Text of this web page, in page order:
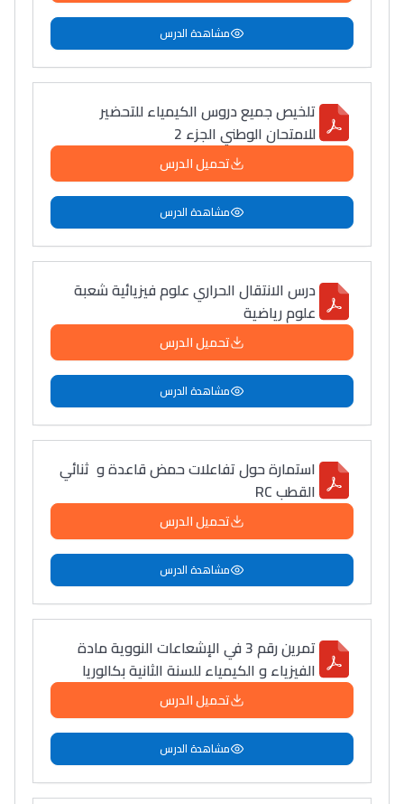
مشاهدة الدرس
تلخيص جميع دروس الكيمياء للتحضير
للامتحان الوطني الجزء 2
تحميل الدرس
مشاهدة الدرس
درس الانتقال الحراري علوم فيزيائية شعبة
علوم رياضية
تحميل الدرس
مشاهدة الدرس
استمارة حول تفاعلات حمض قاعدة و ثنائي
القطب RC
تحميل الدرس
مشاهدة الدرس
تمرين رقم 3 في الإشعاعات النووية مادة
الفيزياء و الكيمياء للسنة الثانية بكالوريا
تحميل الدرس
مشاهدة الدرس